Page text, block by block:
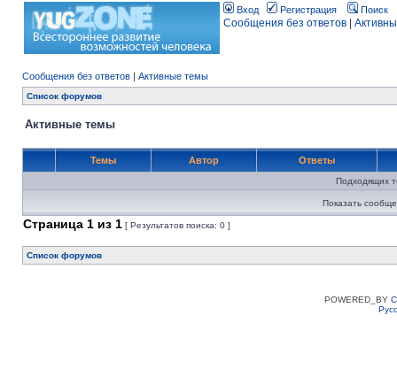
Вход Регистрация Поиск
Сообщения без ответов
Сообщения без ответов | Активные темы
Список форумов
Активные темы
Темы Автор Ответы
Подходящих
Показать
Страница 1 из 1 [ Результатов поиска: 0 ]
Список форумов
POWERED_BY